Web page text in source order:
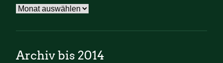
Archiv
Archiv bis 2014